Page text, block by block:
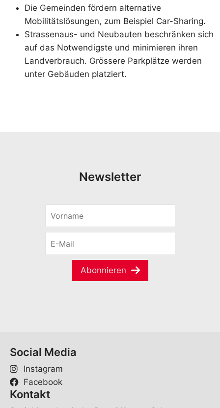
Die Gemeinden fördern alternative
Mobilitätslösungen, zum Beispiel Car-Sharing.
Strassenaus- und Neubauten beschränken sich
auf das Notwendigste und minimieren ihren
Landverbrauch. Grössere Parkplätze werden
unter Gebäuden platziert.
Newsletter
r
m
M
Abonnieren
Social Media
Instagram
Facebook
Kontakt